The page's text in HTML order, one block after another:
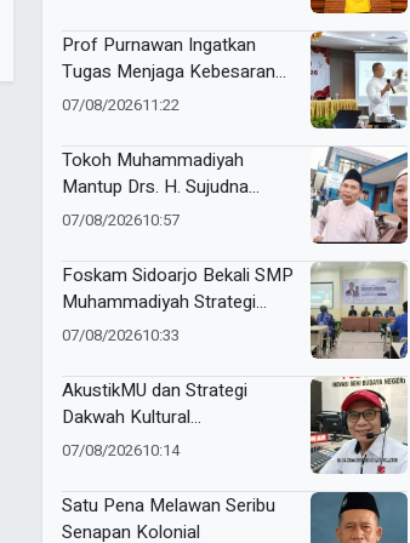
Prof Purnawan Ingatkan
Tugas Menjaga Kebesaran
Muhammadiyah
07/08/202611:22
Tokoh Muhammadiyah
Mantup Drs. H. Sujudna
Wafat, Dikenang Berdedikasi
Pendidikan
07/08/202610:57
Foskam Sidoarjo Bekali SMP
Muhammadiyah Strategi
Branding dan Marketing
07/08/202610:33
AkustikMU dan Strategi
Dakwah Kultural
Muhammadiyah
07/08/202610:14
Satu Pena Melawan Seribu
Senapan Kolonial